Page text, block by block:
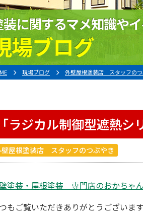
に関するマメ知識や
場ブログ
現場ブログ 外壁屋根塗装店 スタッフのつ
「ラジカル制御型遮熱
壁屋根塗装店 スタッフのつぶやき
塗装・屋根塗装 専門店のおかちゃ
もご覧いただきありがとうございます